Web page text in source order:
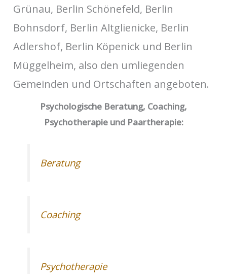
Grünau, Berlin Schönefeld, Berlin
Bohnsdorf, Berlin Altglienicke, Berlin
Adlershof, Berlin Köpenick und Berlin
Müggelheim, also den umliegenden
Gemeinden und Ortschaften angeboten.
Psychologische Beratung, Coaching,
Psychotherapie und Paartherapie:
Beratung
Coaching
Psychotherapie